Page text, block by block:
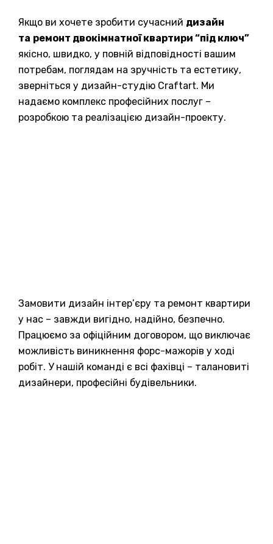
Якщо ви хочете зробити сучасний дизайн
та ремонт двокімнатної квартири “під ключ”
якісно, швидко, у повній відповідності вашим
потребам, поглядам на зручність та естетику,
зверніться у дизайн-студію Craftart. Ми
надаємо комплекс професійних послуг –
розробкою та реалізацією дизайн-проекту.
Замовити дизайн інтер’єру та ремонт квартири
у нас – завжди вигідно, надійно, безпечно.
Працюємо за офіційним договором, що виключає
можливість виникнення форс-мажорів у ході
робіт. У нашій команді є всі фахівці – талановиті
дизайнери, професійні будівельники.